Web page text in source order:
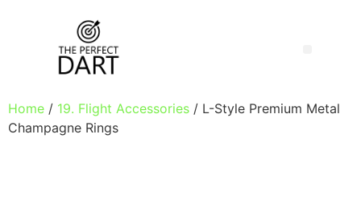
Home / 19. Flight Accessories / L-Style Premium Metal
Champagne Rings